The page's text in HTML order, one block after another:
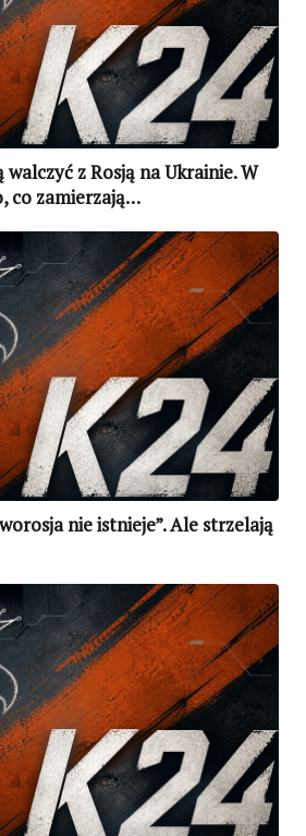
walczyć z Rosją na Ukrainie. W
co zamierzają…
nie istnieje”. Ale strzelają